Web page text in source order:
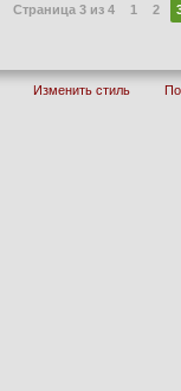
Страница 3 из 4 1 2
Изменить стиль